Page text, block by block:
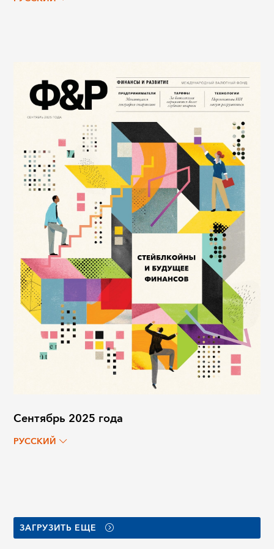
Сентябрь 2025 года
РУССКИЙ
ЗАГРУЗИТЬ ЕЩЕ